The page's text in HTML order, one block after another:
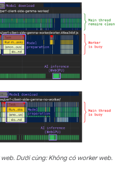
Dưới cùng: Không có worker web.